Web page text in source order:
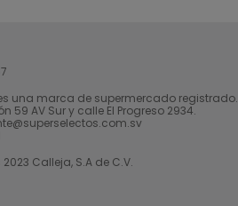
una marca de supermercado registrado.
59 AV Sur y calle El Progreso 2934.
Calleja, S.A de C.V.